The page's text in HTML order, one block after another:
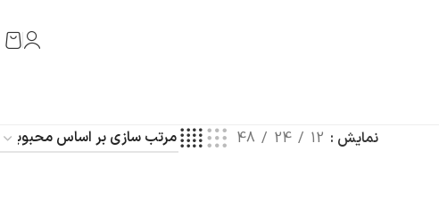
نمایش 12
24
48